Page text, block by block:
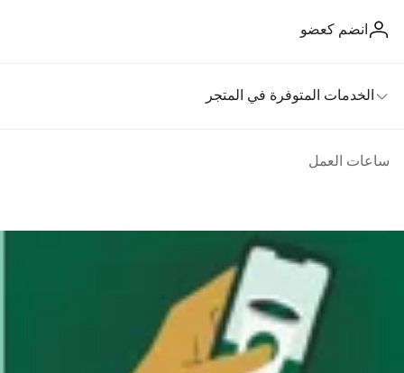
انضم كعضو
الخدمات المتوفرة في المتجر
ساعات العمل